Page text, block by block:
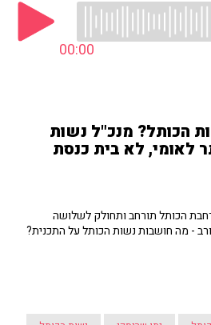
00:00
הכותל? מנכ"ל נשות
לאומי, לא בית כנסת
הכותל תורחב ותחולק לשלושה
- מה חושבות נשות הכותל על התכנית?